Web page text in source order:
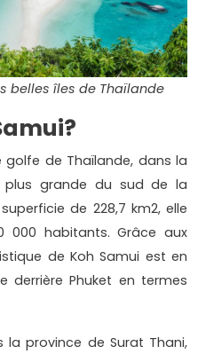
belles îles de Thaïlande
golfe de Thaïlande, dans la
plus grande du sud de la
de 228,7 km2, elle
habitants. Grâce aux
de Koh Samui est en
derrière Phuket en termes